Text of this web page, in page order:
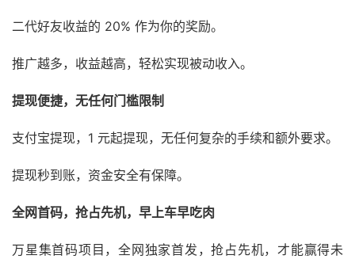
二代好友收益的 20% 作为你的奖励。
推广越多， 收益越高， 轻松实现被动收入。
提现便捷，无任何门槛限制
支付宝提现， 1 元起提现， 无任何复杂的手续和额外要求。
提现秒到账， 资金安全有保障。
全网首码，抢占先机，早上车早吃肉
万星集首码项目， 全网独家首发，抢占先机， 才能赢得未